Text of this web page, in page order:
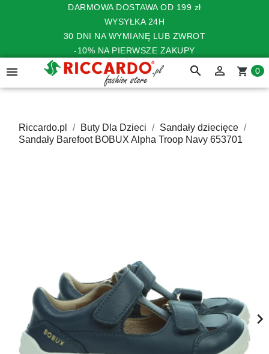
DARMOWA DOSTAWA OD 199 zł
WYSYŁKA 24H
30 DNI NA WYMIANĘ LUB ZWROT
-10% NA PIERWSZE ZAKUPY
 search  shopping_cart 0
Riccardo.pl Buty Dla Dzieci
Sandały dziecięce
Sandały Barefoot BOBUX Alpha Troop Navy 653701
